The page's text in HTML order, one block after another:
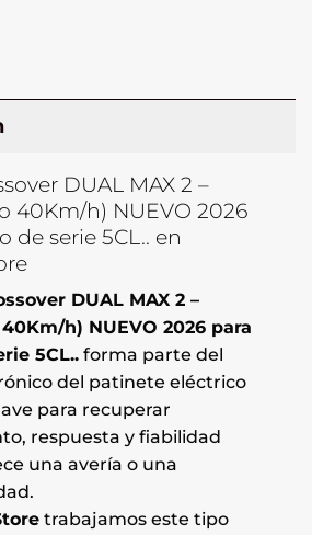
DUAL MAX 2 –
40Km/h) NUEVO 2026
de serie 5CL.. en
DUAL MAX 2 –
h) NUEVO 2026 para
5CL..forma parte del
del patinete eléctrico
para recuperar
respuesta y fiabilidad
una avería o una
trabajamos este tipo